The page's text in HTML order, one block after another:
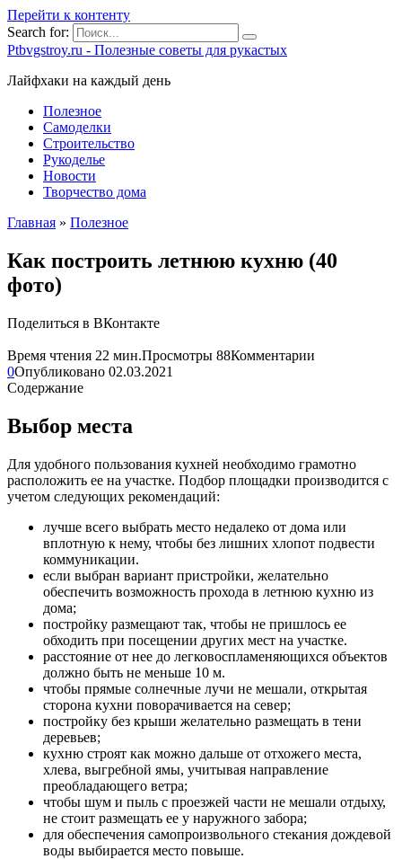
Перейти к контенту
Search for:
Ptbvgstroy.ru - Полезные советы для рукастых
Лайфхаки на каждый день
Полезное
Самоделки
Строительство
Рукоделье
Новости
Творчество дома
Главная » Полезное
Как построить летнюю кухню (40
фото)
Поделиться в ВКонтакте
Время чтения 22 мин.Просмотры 88Комментарии
0Опубликовано 02.03.2021
Содержание
Выбор места
Для удобного пользования кухней необходимо грамотно
расположить ее на участке. Подбор площадки производится с
учетом следующих рекомендаций:
лучше всего выбрать место недалеко от дома или
вплотную к нему, чтобы без лишних хлопот подвести
коммуникации.
если выбран вариант пристройки, желательно
обеспечить возможность прохода в летнюю кухню из
дома;
постройку размещают так, чтобы не пришлось ее
обходить при посещении других мест на участке.
расстояние от нее до легковоспламеняющихся объектов
должно быть не меньше 10 м.
чтобы прямые солнечные лучи не мешали, открытая
сторона кухни поворачивается на север;
постройку без крыши желательно размещать в тени
деревьев;
кухню строят как можно дальше от отхожего места,
хлева, выгребной ямы, учитывая направление
преобладающего ветра;
чтобы шум и пыль с проезжей части не мешали отдыху,
не стоит размещать ее у наружного забора;
для обеспечения самопроизвольного стекания дождевой
воды выбирается место повыше.